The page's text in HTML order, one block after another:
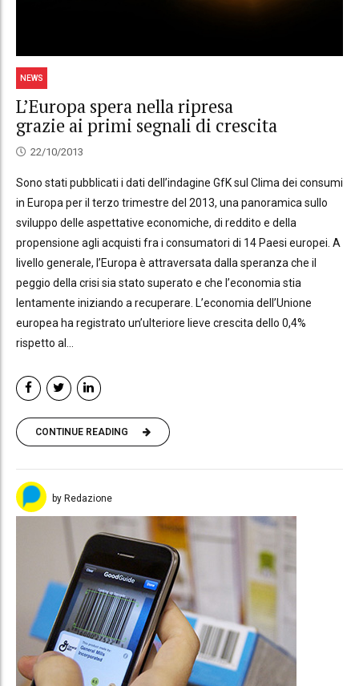
NEWS
L’Europa spera nella ripresa
grazie ai primi segnali di crescita
22/10/2013
Sono stati pubblicati i dati dell’indagine GfK sul Clima dei consumi
in Europa per il terzo trimestre del 2013, una panoramica sullo
sviluppo delle aspettative economiche, di reddito e della
propensione agli acquisti fra i consumatori di 14 Paesi europei. A
livello generale, l’Europa è attraversata dalla speranza che il
peggio della crisi sia stato superato e che l’economia stia
lentamente iniziando a recuperare. L’economia dell’Unione
europea ha registrato un’ulteriore lieve crescita dello 0,4%
rispetto al...
CONTINUE READING
by Redazione